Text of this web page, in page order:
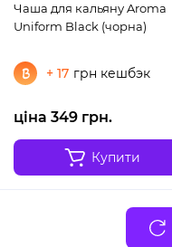
Чаша для кальяну Aroma
Uniform Black (чорна)
+ 17 грн кешбэк
ціна 349 грн.
Купити